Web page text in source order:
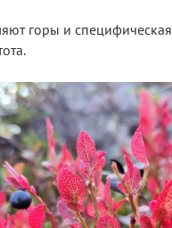
горы и специфическая